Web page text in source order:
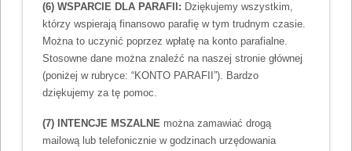
(6) WSPARCIE DLA PARAFII: Dziękujemy wszystkim,
którzy wspierają finansowo parafię w tym trudnym czasie.
Można to uczynić poprzez wpłatę na konto parafialne.
Stosowne dane można znaleźć na naszej stronie głównej
(poniżej w rubryce: “KONTO PARAFII”). Bardzo
dziękujemy za tę pomoc.
(7) INTENCJE MSZALNEmożna zamawiać drogą
mailową lub telefonicznie w godzinach urzędowania